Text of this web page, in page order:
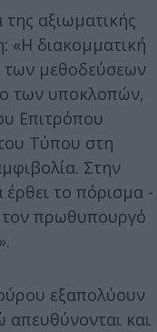
αξιωματικής
«Η διακομματική
των μεθοδεύσεων
των υποκλοπών,
Επιτρόπου
Τύπου στη
Στην
το πόρισμα -
πρωθυπουργό
εξαπολύουν
και